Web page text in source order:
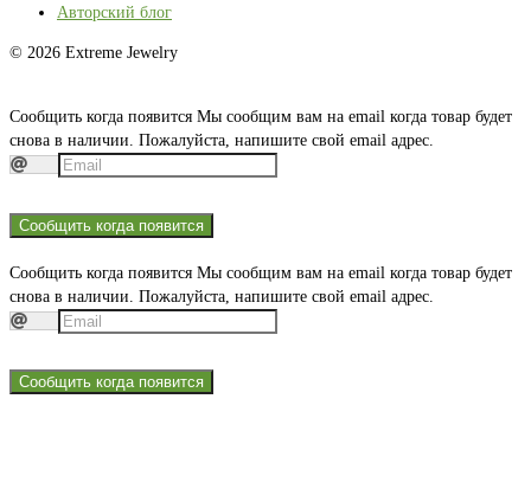
Авторский блог
© 2026 Extreme Jewelry
Сообщить когда появится Мы сообщим вам на email когда товар будет
снова в наличии. Пожалуйста, напишите свой email адрес.
Сообщить когда появится
Сообщить когда появится Мы сообщим вам на email когда товар будет
снова в наличии. Пожалуйста, напишите свой email адрес.
Сообщить когда появится